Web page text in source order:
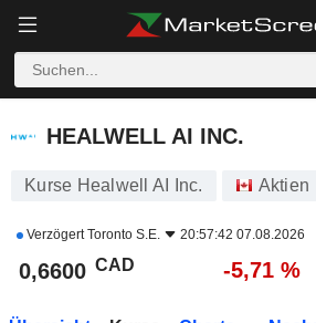
HEALWELL AI INC.
HEALWELL AI INC.
Kurse Healwell AI Inc. Aktien
VerzögertToronto S.E. 20:57:42 07.08.2026
0,6600 CAD -5,71 %